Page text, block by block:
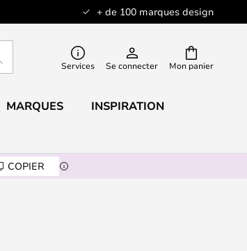
+ de 100 marques design
Mon panier
Services Se connecter
MARQUES INSPIRATION
COPIER